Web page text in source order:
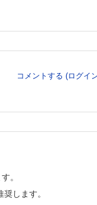
コメントする (ログイ
。
します。